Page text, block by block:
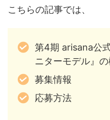
こちらの記事では、
第4期 arisana公
ニターモデル』
募集情報
応募方法